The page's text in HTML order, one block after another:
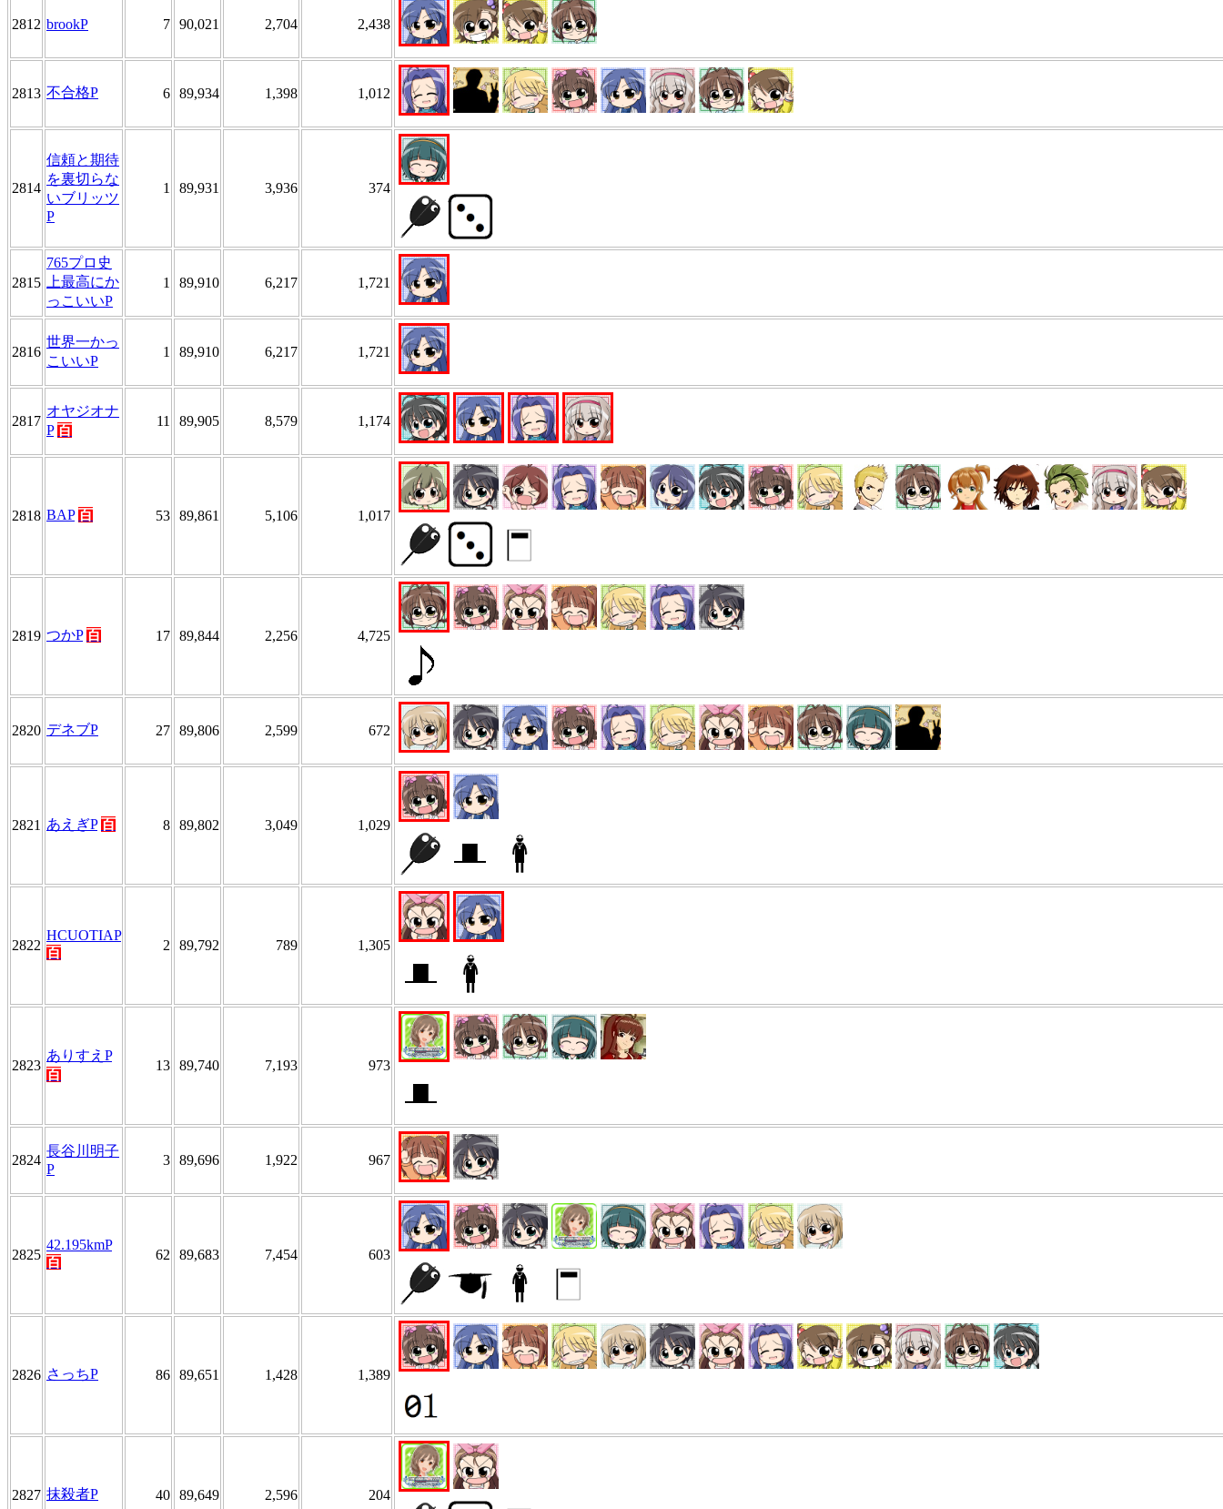
2812 brookP 7 90,021 2,704 2,438
2813 不合格P 6 89,934 1,398 1,012
2814
信頼と期待
を裏切らな
いブリッツ
P
1 89,931 3,936 374
2815
765プロ史
上最高にか
っこいいP
1 89,910 6,217 1,721
2816
世界一かっ
こいいP
1 89,910 6,217 1,721
2817
オヤジオナ
P 百
11 89,905 8,579 1,174
2818 BAP 百 53 89,861 5,106 1,017
2819 つかP 百 17 89,844 2,256 4,725
2820 デネブP 27 89,806 2,599 672
2821 あえぎP 百 8 89,802 3,049 1,029
2822
HCUOTIAP
百
2 89,792 789 1,305
2823
ありすえP
百
13 89,740 7,193 973
2824
長谷川明子
P
3 89,696 1,922 967
2825
42.195kmP
百
62 89,683 7,454 603
2826 さっちP 86 89,651 1,428 1,389
2827 抹殺者P 40 89,649 2,596 204